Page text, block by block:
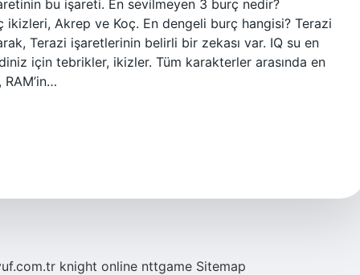
bu işareti. En sevilmeyen 3 burç nedir?
Akrep ve Koç. En dengeli burç hangisi? Terazi
Terazi işaretlerinin belirli bir zekası var. IQ su en
için tebrikler, ikizler. Tüm karakterler arasında en
knight online nttgame Sitemap